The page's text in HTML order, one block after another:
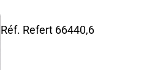
Réf. Refert 66440,6